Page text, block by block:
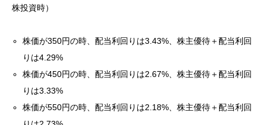
株投資時）
株価が350円の時、配当利回りは3.43%、株主優待＋配当利回
りは4.29%
株価が450円の時、配当利回りは2.67%、株主優待＋配当利回
りは3.33%
株価が550円の時、配当利回りは2.18%、株主優待＋配当利回